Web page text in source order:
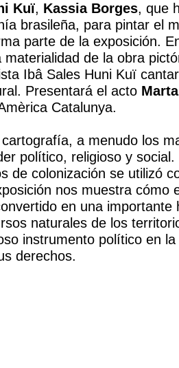
Kuï, Kassia Borges, que
brasileña, para pintar el
parte de la exposición.
materialidad de la obra
Ibâ Sales Huni Kuï
Presentará el acto
Catalunya.
a menudo los
político, religioso y
de colonización se utilizó
nos muestra cómo
en una importante
naturales de los
instrumento político en la
derechos.